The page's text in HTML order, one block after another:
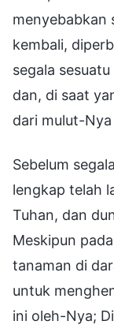
menyebabkan
kembali,
segala
dan, di saat
dari mulut-Nya
Sebelum
lengkap telah
Tuhan, dan
Meskipun
tanaman di
untuk
ini oleh-Nya;